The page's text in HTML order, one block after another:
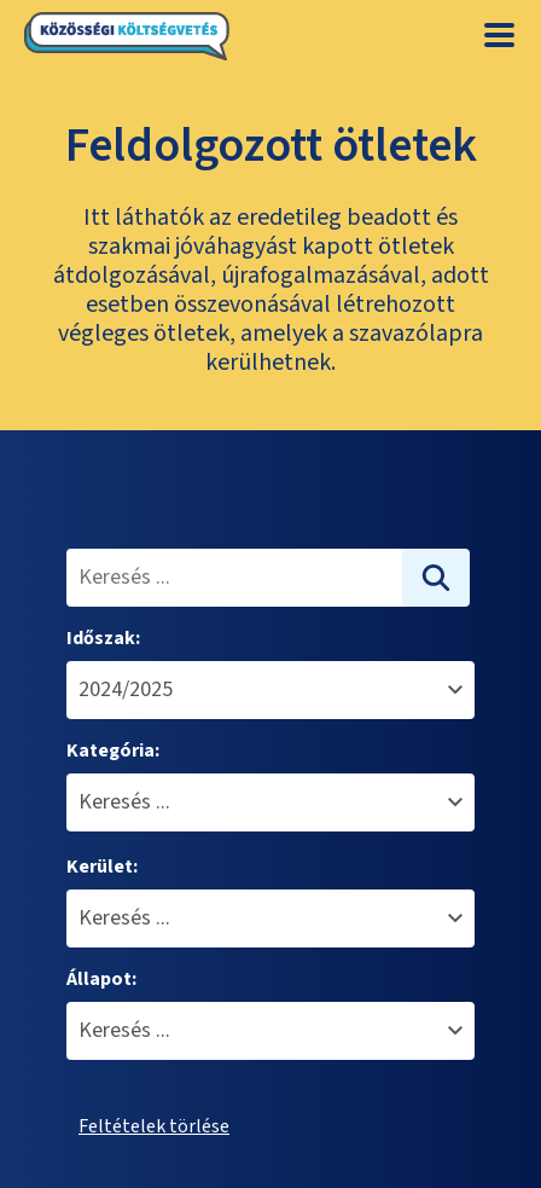
Feldolgozott ötletek
Itt láthatók az eredetileg beadott és
szakmai jóváhagyást kapott ötletek
átdolgozásával, újrafogalmazásával, adott
esetben összevonásával létrehozott
végleges ötletek, amelyek a szavazólapra
kerülhetnek.
Időszak:
Kategória:
Kerület:
Állapot:
Feltételek törlése